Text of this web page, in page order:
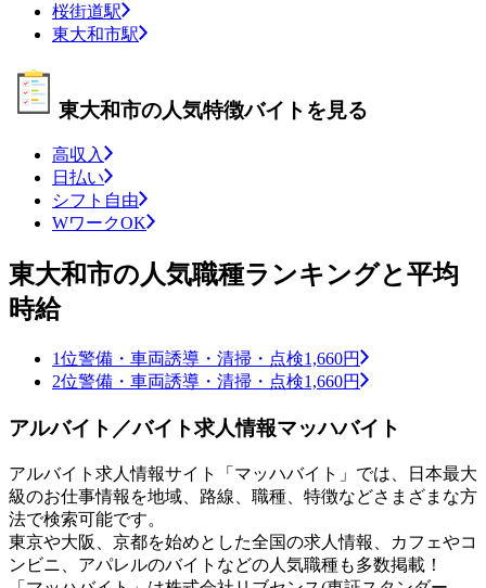
桜街道駅
東大和市駅
東大和市の人気特徴バイトを見る
高収入
日払い
シフト自由
WワークOK
東大和市の人気職種ランキングと平均
時給
1位警備・車両誘導・清掃・点検1,660円
2位警備・車両誘導・清掃・点検1,660円
アルバイト／バイト求人情報マッハバイト
アルバイト求人情報サイト「マッハバイト」では、日本最大
級のお仕事情報を地域、路線、職種、特徴などさまざまな方
法で検索可能です。
東京や大阪、京都を始めとした全国の求人情報、カフェやコ
ンビニ、アパレルのバイトなどの人気職種も多数掲載！